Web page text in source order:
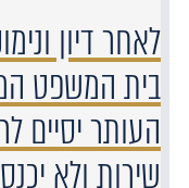
לאחר דיון
בית המשפט
העותר יסיים
שירות ולא